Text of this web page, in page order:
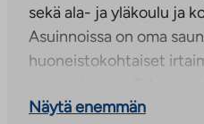
sekä ala- ja yläkoulu ja
Asuinnoissa on oma
huoneistokohtaiset
Näytä enemmän